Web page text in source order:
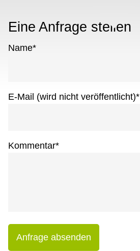
Eine Anfrage stellen
Name*
E-Mail (wird nicht veröffentlicht)*
Kommentar*
Anfrage absenden